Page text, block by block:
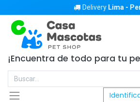
Delivery Lima -
¡Encuentra de todo para tu